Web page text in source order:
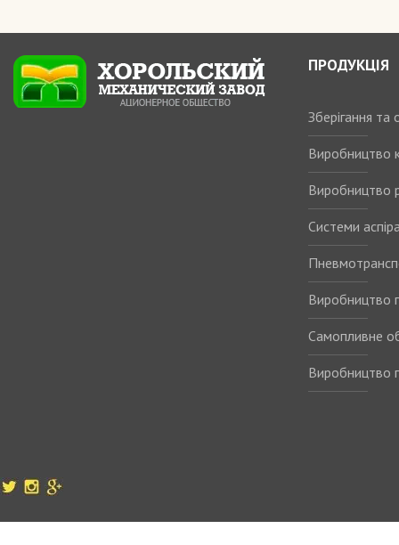
ПРОДУКЦІЯ
Зберігання
Виробництво
Виробництво
Системи
Виробництво
Самопливне
Виробництво